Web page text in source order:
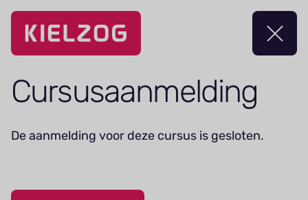
Navigatie
overslaan
Cursus­aanmelding
De aanmelding voor deze cursus is gesloten.